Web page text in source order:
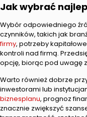
Jak wybrać
Wybór odpowiedniego
czynników, takich jak
firmy, potrzeby
kontroli nad firmą.
opcję, biorąc pod uwagę
Warto również dobrze
inwestorami lub
biznesplanu, prognoz
znacznie zwiększyć